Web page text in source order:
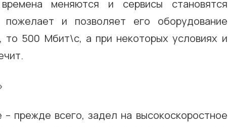
меняются и сервисы становятся
пожелает и позволяет его оборудование
то 500 Мбит\с, а при некоторых условиях и
– прежде всего, задел на высокоскоростное